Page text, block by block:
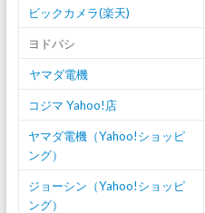
ビックカメラ(楽天)
ヨドバシ
ヤマダ電機
コジマ Yahoo!店
ヤマダ電機（Yahoo!ショッピ
ング）
ジョーシン（Yahoo!ショッピ
ング）